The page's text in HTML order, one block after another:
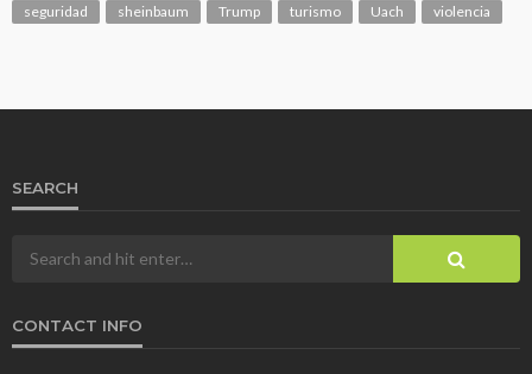
seguridad
sheinbaum Trump turismo Uach violencia
SEARCH
CONTACT INFO